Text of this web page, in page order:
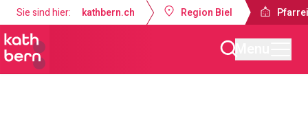
Sie sind hier: kathbern.ch Region Biel